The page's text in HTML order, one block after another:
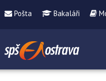
Pošta Bakaláři